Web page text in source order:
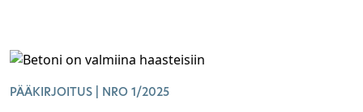
PÄÄKIRJOITUS | NRO 1/2025